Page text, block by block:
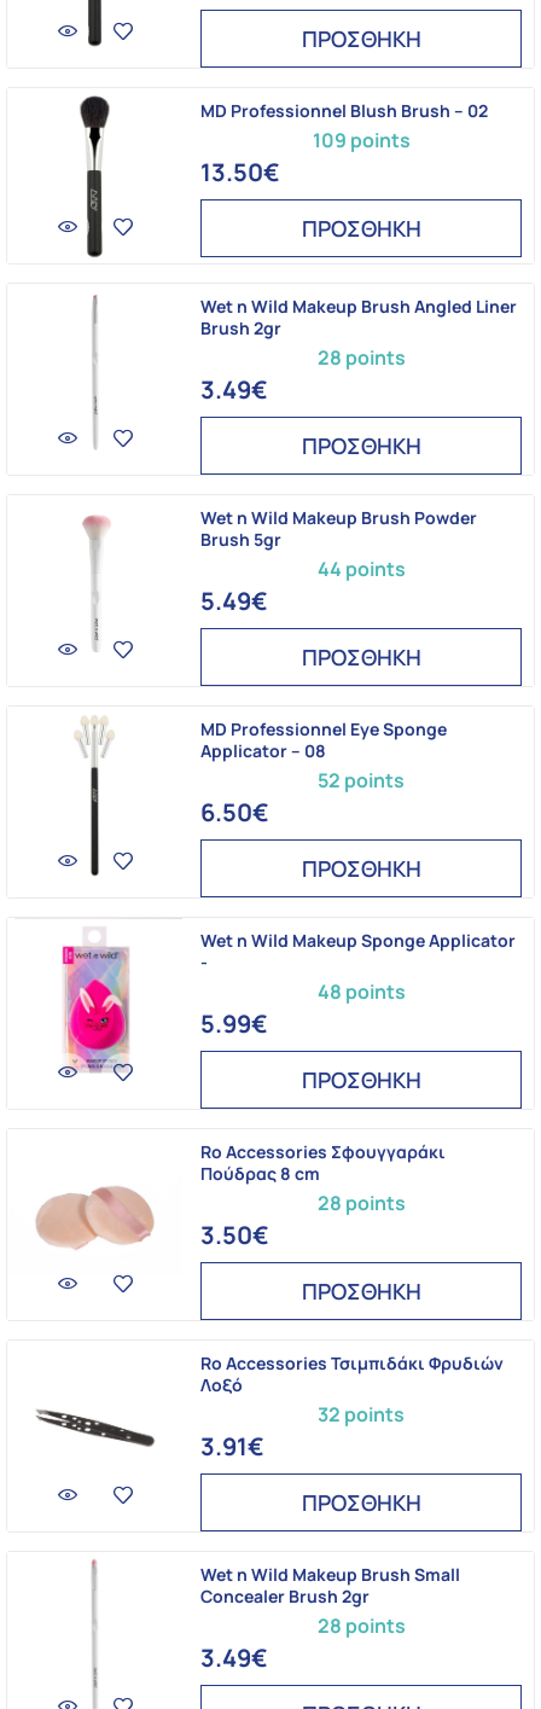
ΠΡΟΣΘΗΚΗ
109 points
MD Professionnel Blush Brush – 02
13.50€
ΠΡΟΣΘΗΚΗ
28 points
Wet n Wild Makeup Brush Angled Liner
Brush 2gr
3.49€
ΠΡΟΣΘΗΚΗ
44 points
Wet n Wild Makeup Brush Powder
Brush 5gr
5.49€
ΠΡΟΣΘΗΚΗ
52 points
MD Professionnel Eye Sponge
Applicator – 08
6.50€
ΠΡΟΣΘΗΚΗ
48 points
Wet n Wild Makeup Sponge Applicator
-
5.99€
ΠΡΟΣΘΗΚΗ
28 points
Ro Accessories Σφουγγαράκι
Πούδρας 8 cm
3.50€
ΠΡΟΣΘΗΚΗ
32 points
Ro Accessories Τσιμπιδάκι Φρυδιών
Λοξό
3.91€
ΠΡΟΣΘΗΚΗ
28 points
Wet n Wild Makeup Brush Small
Concealer Brush 2gr
3.49€